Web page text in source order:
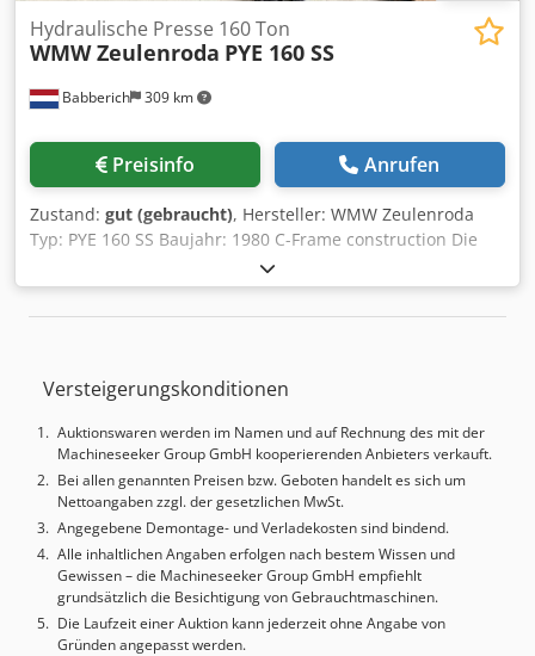
Babberich 309 km
Hydraulische Presse 160 Ton
WMW Zeulenroda PYE 160 SS
Preisinfo Anrufen
Zustand: gut (gebraucht), Hersteller: WMW Zeulenroda
Typ: PYE 160 SS Baujahr: 1980 C-Frame construction Die
height 850 mm Thickness bolster plate 100 mm Throath C
Side 360 mm Spezifikationen Metrisch US Standard
Kapazität 160000 Tischlänge 1250 mm Tischbreite 600 mm
mm/min. Leistung 22,5 kW Abmessungen (Schätzen) Länge
3600 mm Gewicht 7500 kg Bitte beachten Sie: Die
Informationen auf dieser Seite wurden nach bestem
Wissen undGewissen von uns , und soweit möglich , vom
Hersteller bezogen.Die Informationen werden im guten
Glauben abgegeben, aber die Genauigkeit kann
nichtgarantiert werden. Dementsprechend werden Sie
keine Vertretung und Vertragsbedingungen darstellen.Wir
empfehlen Ihnen, alle wichtigen Details zu überprüfen.
Versteigerungskonditionen
Auktionswaren werden im Namen und auf Rechnung des mit der
Machineseeker Group GmbH kooperierenden Anbieters verkauft.
Bei allen genannten Preisen bzw. Geboten handelt es sich um
Nettoangaben zzgl. der gesetzlichen MwSt.
Angegebene Demontage- und Verladekosten sind bindend.
Alle inhaltlichen Angaben erfolgen nach bestem Wissen und
Gewissen – die Machineseeker Group GmbH empfiehlt
grundsätzlich die Besichtigung von Gebrauchtmaschinen.
Die Laufzeit einer Auktion kann jederzeit ohne Angabe von
Gründen angepasst werden.